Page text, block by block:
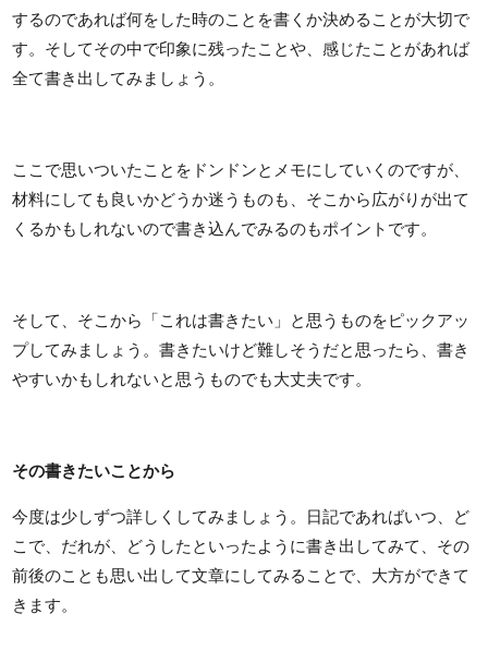
するのであれば何をした時のことを書くか決めることが大切で
す。そしてその中で印象に残ったことや、感じたことがあれば
全て書き出してみましょう。
ここで思いついたことをドンドンとメモにしていくのですが、
材料にしても良いかどうか迷うものも、そこから広がりが出て
くるかもしれないので書き込んでみるのもポイントです。
そして、そこから「これは書きたい」と思うものをピックアッ
プしてみましょう。書きたいけど難しそうだと思ったら、書き
やすいかもしれないと思うものでも大丈夫です。
その書きたいことから
今度は少しずつ詳しくしてみましょう。日記であればいつ、ど
こで、だれが、どうしたといったように書き出してみて、その
前後のことも思い出して文章にしてみることで、大方ができて
きます。